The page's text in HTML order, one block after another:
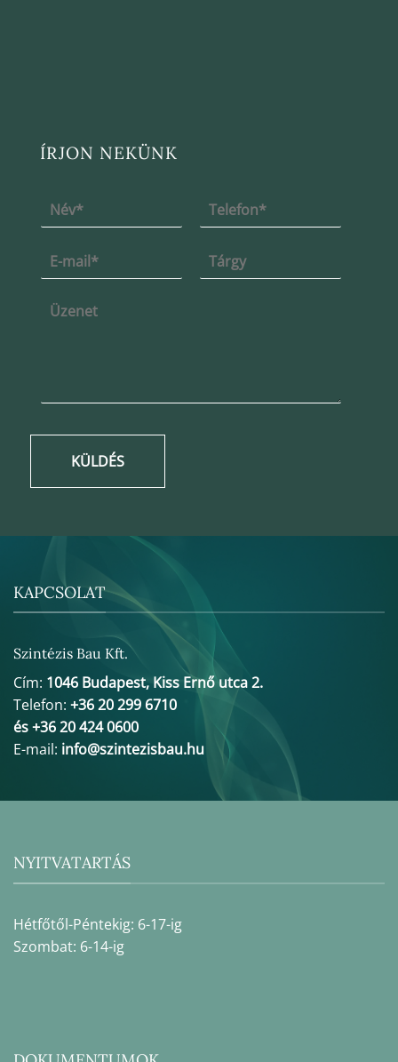
ÍRJON NEKÜNK
KÜLDÉS
KAPCSOLAT
Szintézis Bau Kft.
Cím: 1046 Budapest, Kiss Ernő utca 2.
Telefon: +36 20 299 6710
és +36 20 424 0600
E-mail: info@szintezisbau.hu
NYITVATARTÁS
Hétfőtől-Péntekig: 6-17-ig
Szombat: 6-14-ig